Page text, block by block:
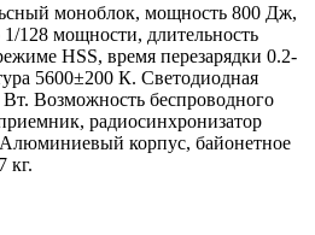
моноблок, мощность 800 Дж,
128 мощности, длительность
HSS, время перезарядки 0.2-
5600±200 К. Светодиодная
Возможность беспроводного
радиосинхронизатор
Алюминиевый корпус, байонетное
кг.